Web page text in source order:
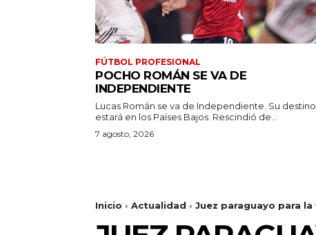
FÚTBOL PROFESIONAL
POCHO ROMÁN SE VA DE
INDEPENDIENTE
Lucas Román se va de Independiente. Su destino
estará en los Países Bajos. Rescindió de...
7 agosto, 2026